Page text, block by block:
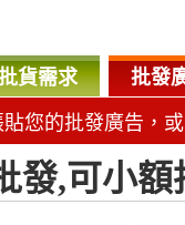
貨需求 批發
您的批發廣告，或
發,可小